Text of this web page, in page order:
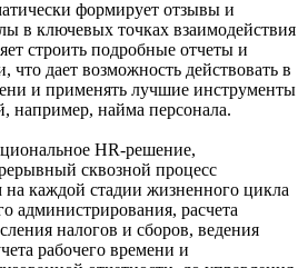
формирует отзывы и
в ключевых точках взаимодействия
строить подробные отчеты и
что дает возможность действовать в
и применять лучшие инструменты
например, найма персонала.
HR-решение,
сквозной процесс
на каждой стадии жизненного цикла
администрирования, расчета
налогов и сборов, ведения
рабочего времени и